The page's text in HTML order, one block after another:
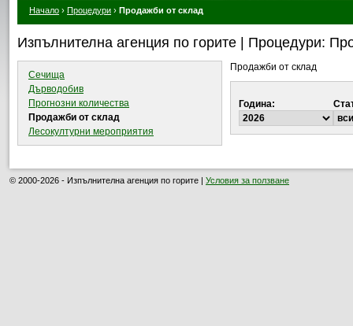
Начало › Процедури › Продажби от склад
Изпълнителна агенция по горите | Процедури:
Сечища
Дърводобив
Прогнозни количества
Продажби от склад
Лесокултурни мероприятия
Продажби от склад
Година:
© 2000-2026 - Изпълнителна агенция по горите | Условия за ползване